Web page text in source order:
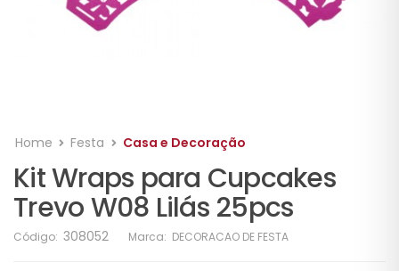
Home Festa Casa e Decoração
Kit Wraps para Cupcakes
Trevo W08 Lilás 25pcs
Código: 308052 Marca: DECORACAO DE FESTA